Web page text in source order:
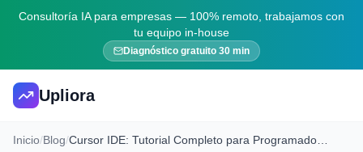
Consultoría IA para empresas — 100% remoto, trabajamos con
tu equipo in-house
Diagnóstico gratuito 30 min
Upliora
Inicio/Blog/